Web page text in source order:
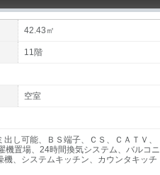
42.43㎡
11階
空室
し可能、ＢＳ端子、ＣＳ、ＣＡＴＶ、
機置場、24時間換気システム、バルコニ
、システムキッチン、カウンタキッチ